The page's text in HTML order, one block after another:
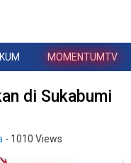
MOMENTUMTV
di Sukabumi
- 1010 Views